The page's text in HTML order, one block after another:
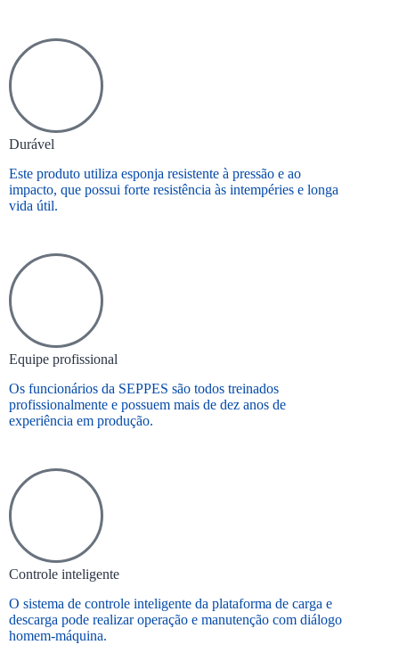
Durável
Este produto utiliza esponja resistente à pressão e ao
impacto, que possui forte resistência às intempéries e longa
vida útil.
Equipe profissional
Os funcionários da SEPPES são todos treinados
profissionalmente e possuem mais de dez anos de
experiência em produção.
Controle inteligente
O sistema de controle inteligente da plataforma de carga e
descarga pode realizar operação e manutenção com diálogo
homem-máquina.